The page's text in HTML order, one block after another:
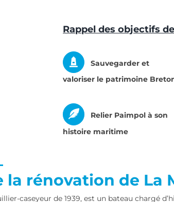
Rappel des objectifs
Sauvegarder et
valoriser le patrimoine
Relier Paimpol à son
histoire maritime
la rénovation de La
caseyeur de 1939, est un bateau chargé